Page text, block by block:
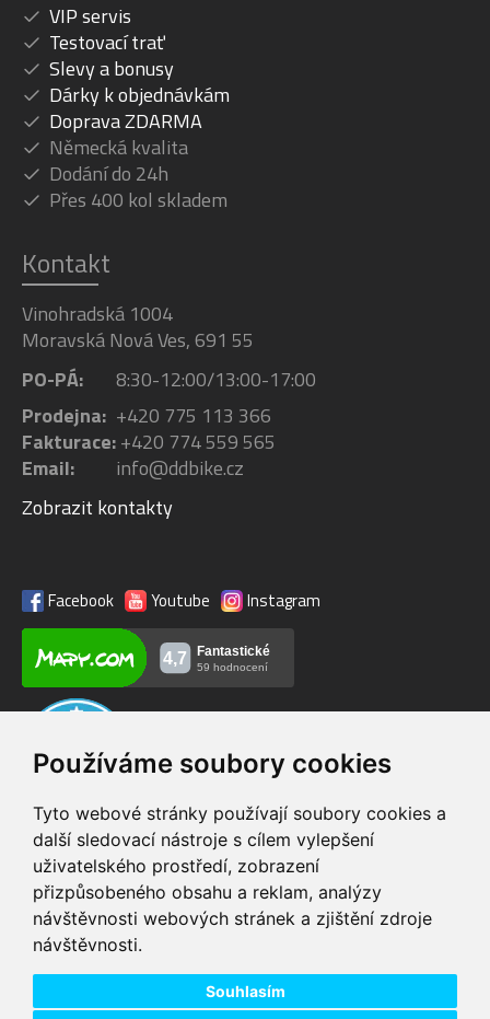
Používáme soubory cookies
Tyto webové stránky používají soubory cookies a
další sledovací nástroje s cílem vylepšení
uživatelského prostředí, zobrazení
přizpůsobeného obsahu a reklam, analýzy
návštěvnosti webových stránek a zjištění zdroje
návštěvnosti.
Souhlasím
VIP servis
Testovací trať
Slevy a bonusy
Dárky k objednávkám
Doprava ZDARMA
Německá kvalita
Dodání do 24h
Přes 400 kol skladem
Kontakt
Vinohradská 1004
Moravská Nová Ves, 691 55
PO-PÁ:
8:30-12:00/13:00-17:00
Prodejna: +420 775 113 366
Fakturace:+420 774 559 565
Email:
info@ddbike.cz
Zobrazit kontakty
Facebook Youtube Instagram
VIP servis
na zakoupená
elektrokola
Testovací trať
možnost vyzkoušet si
elektrokola
Doprava ZDARMA
pro objednávky nad 1600 zboží skladem při